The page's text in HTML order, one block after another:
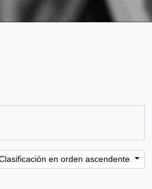
en orden ascendente